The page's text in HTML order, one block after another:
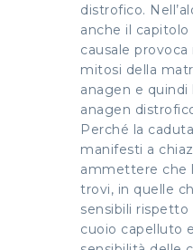
distrofico.
anche il capitolo
causale
mitosi della
anagen e quindi
anagen
Perché la
manifesti a
ammettere che
trovi, in quelle
sensibili rispetto
cuoio capelluto